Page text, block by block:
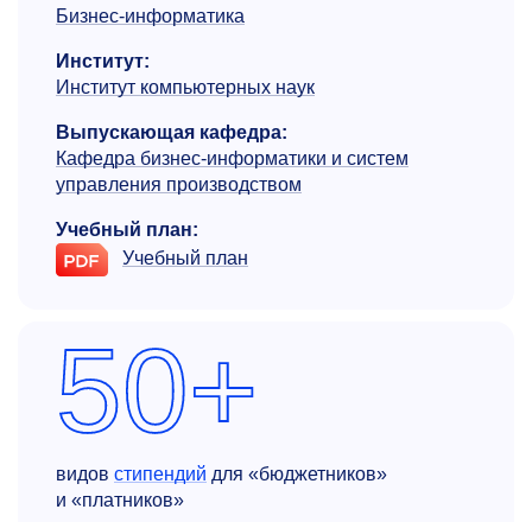
Бизнес-информатика
Институт:
Институт компьютерных наук
Выпускающая кафедра:
Кафедра бизнес-информатики и систем
управления производством
Учебный план:
Учебный план
50+
видов стипендий для «бюджетников»
и «платников»